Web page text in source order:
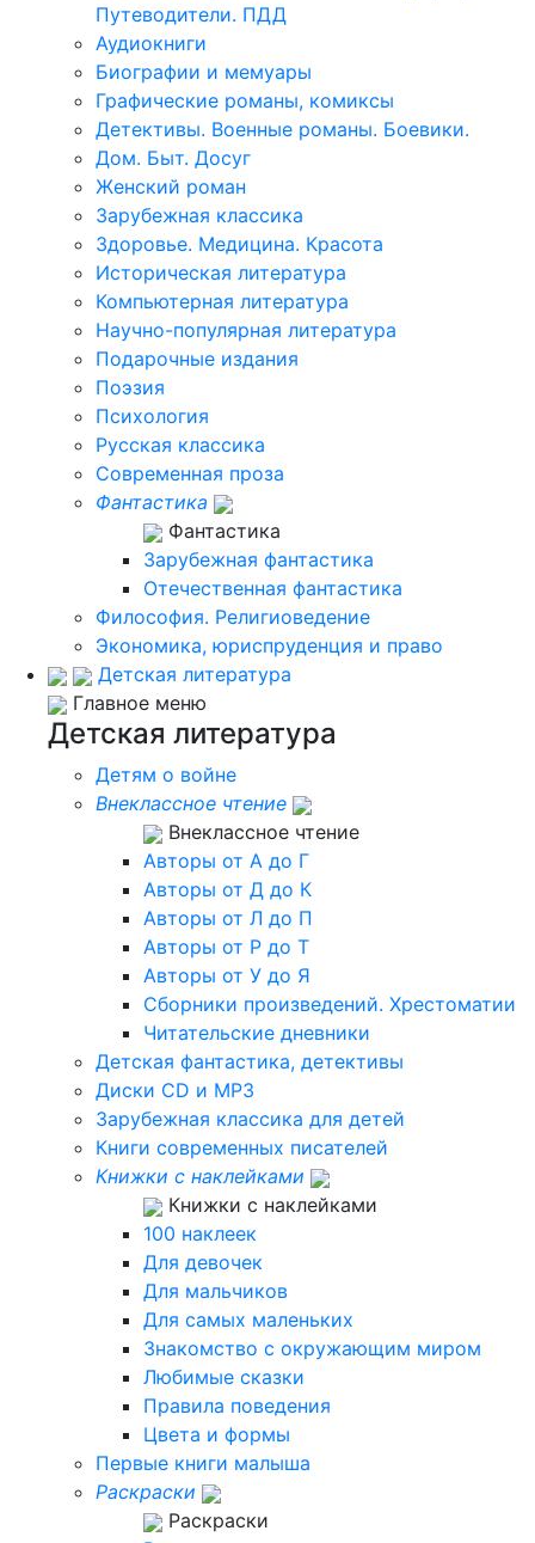
Путеводители. ПДД
Аудиокниги
Биографии и мемуары
Графические романы, комиксы
Детективы. Военные романы. Боевики.
Дом. Быт. Досуг
Женский роман
Зарубежная классика
Здоровье. Медицина. Красота
Историческая литература
Компьютерная литература
Научно-популярная литература
Подарочные издания
Поэзия
Психология
Русская классика
Современная проза
Фантастика
Фантастика
Зарубежная фантастика
Отечественная фантастика
Философия. Религиоведение
Экономика, юриспруденция и право
Детская литература
Главное меню
Детская литература
Детям о войне
Внеклассное чтение
Внеклассное чтение
Авторы от А до Г
Авторы от Д до К
Авторы от Л до П
Авторы от Р до Т
Авторы от У до Я
Сборники произведений. Хрестоматии
Читательские дневники
Детская фантастика, детективы
Диски CD и MP3
Зарубежная классика для детей
Книги современных писателей
Книжки с наклейками
Книжки с наклейками
100 наклеек
Для девочек
Для мальчиков
Для самых маленьких
Знакомство с окружающим миром
Любимые сказки
Правила поведения
Цвета и формы
Первые книги малыша
Раскраски
Раскраски